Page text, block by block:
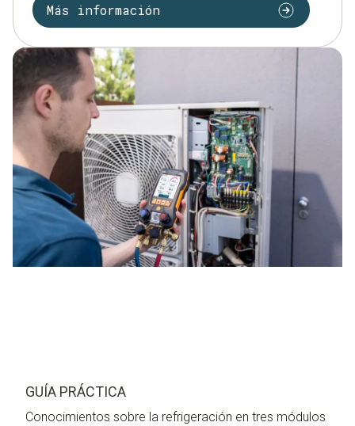
Más información
GUÍA PRÁCTICA
Conocimientos sobre la refrigeración en tres módulos